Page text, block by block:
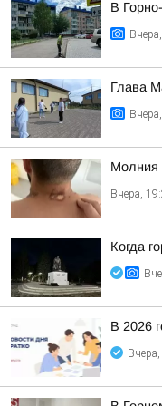
В
Глава
Молния
Вчера,
Когда
В 2026